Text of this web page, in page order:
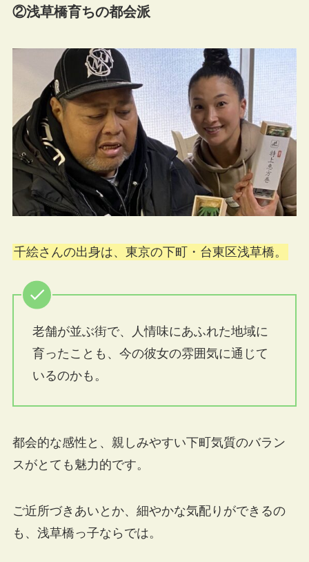
②浅草橋育ちの都会派
千絵さんの出身は、東京の下町・台東区浅草橋。
老舗が並ぶ街で、人情味にあふれた地域に
育ったことも、今の彼女の雰囲気に通じて
いるのかも。
都会的な感性と、親しみやすい下町気質のバラン
スがとても魅力的です。
ご近所づきあいとか、細やかな気配りができるの
も、浅草橋っ子ならでは。